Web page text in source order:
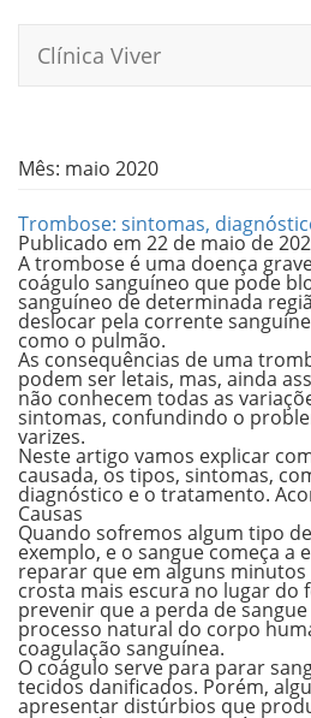
Pular
para
o
conteúdo
Clínica Viver
Mês: maio 2020
Trombose: sintomas,
Publicado em 22 de maio de
A trombose é uma doença
coágulo sanguíneo que pode
sanguíneo de determinada
deslocar pela corrente
como o pulmão.
As consequências de uma
podem ser letais, mas, ainda
não conhecem todas as
sintomas, confundindo o
varizes.
Neste artigo vamos explicar
causada, os tipos, sintomas,
diagnóstico e o tratamento.
Causas
Quando sofremos algum tipo
exemplo, e o sangue começa a
reparar que em alguns minutos
crosta mais escura no lugar do
prevenir que a perda de
processo natural do corpo
coagulação sanguínea.
O coágulo serve para parar
tecidos danificados. Porém,
apresentar distúrbios que